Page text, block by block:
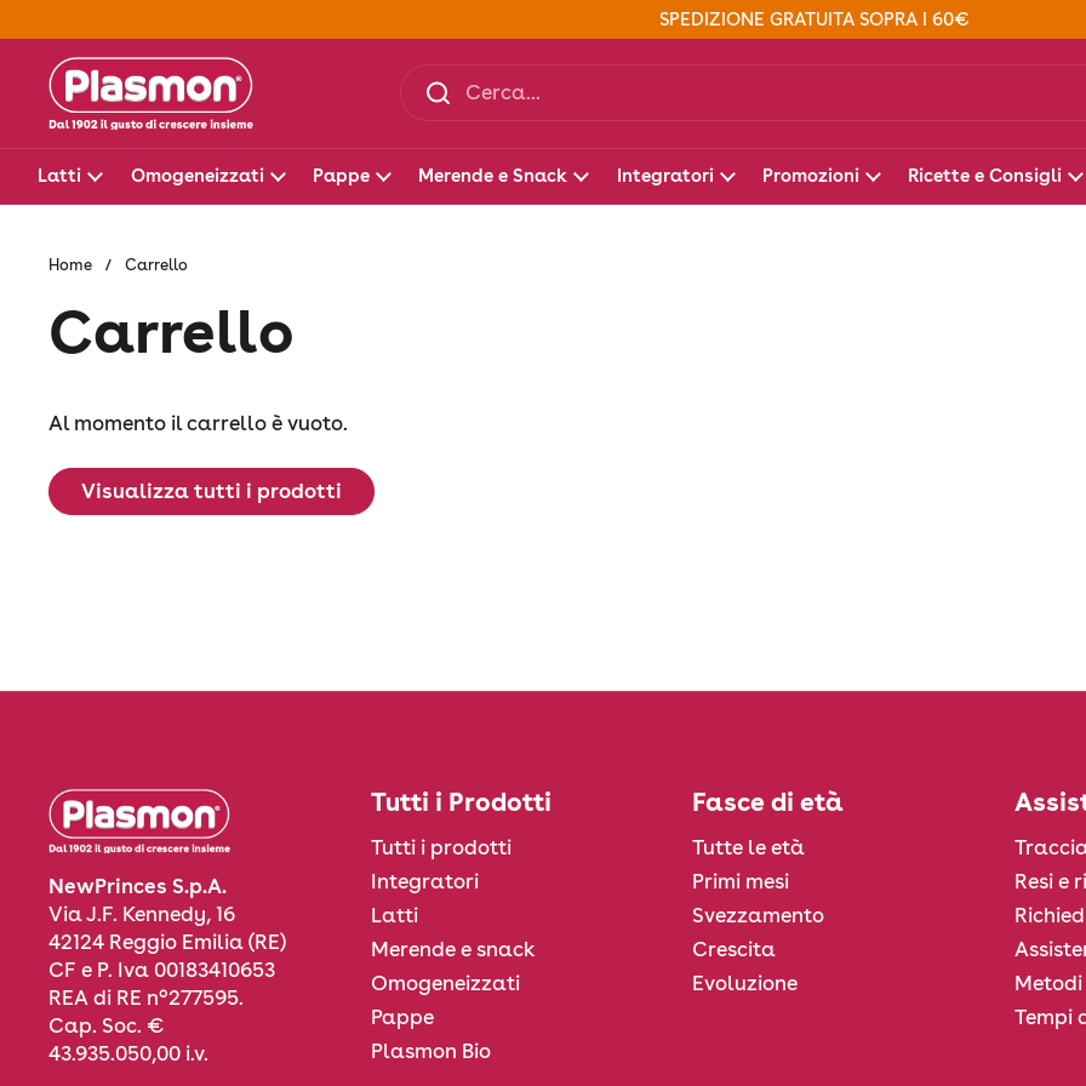
SPEDIZIONE GRATUITA SOPRA I 60€
Latti Omogeneizzati Pappe Merende e Snack Integratori Promozioni Ricette e Consigli
Home / Carrello
Carrello
Al momento il carrello è vuoto.
Visualizza tutti i prodotti
NewPrinces S.p.A.
Via J.F. Kennedy, 16
42124 Reggio Emilia (RE)
CF e P. Iva 00183410653
REA di RE n°277595.
Cap. Soc. €
43.935.050,00 i.v.
Tutti i Prodotti
Tutti i prodotti
Integratori
Latti
Merende e snack
Omogeneizzati
Pappe
Plasmon Bio
Fasce di età
Tutte le età
Primi mesi
Svezzamento
Crescita
Evoluzione
Resi e
Tempi